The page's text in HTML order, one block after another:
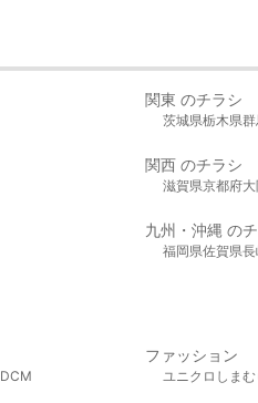
関東 のチラシ
茨城県栃木県群
関西 のチラシ
滋賀県京都府大
九州・沖縄 の
福岡県佐賀県長
DCM
ファッション
ユニクロ しまむ